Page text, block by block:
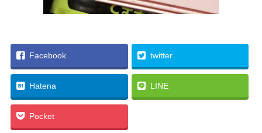
Facebook twitter
Hatena LINE
Pocket